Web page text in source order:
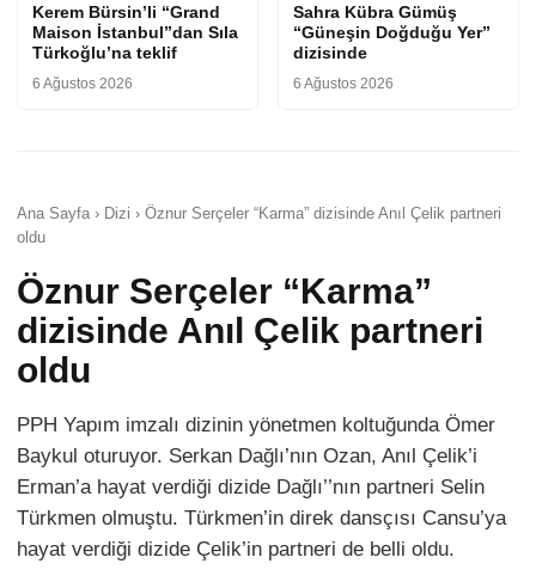
Kerem Bürsin’li “Grand
Maison İstanbul”dan Sıla
Türkoğlu’na teklif
6 Ağustos 2026
Sahra Kübra Gümüş
“Güneşin Doğduğu Yer”
dizisinde
6 Ağustos 2026
Ana Sayfa › Dizi › Öznur Serçeler “Karma” dizisinde Anıl Çelik partneri
oldu
Öznur Serçeler “Karma”
dizisinde Anıl Çelik partneri
oldu
PPH Yapım imzalı dizinin yönetmen koltuğunda Ömer
Baykul oturuyor. Serkan Dağlı’nın Ozan, Anıl Çelik’i
Erman’a hayat verdiği dizide Dağlı’’nın partneri Selin
Türkmen olmuştu. Türkmen’in direk dansçısı Cansu’ya
hayat verdiği dizide Çelik’in partneri de belli oldu.